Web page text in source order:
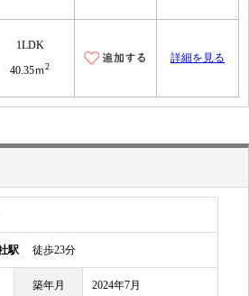
1LDK
40.35ｍ2
詳細を見る
駅 徒歩23分
築年月 2024年7月